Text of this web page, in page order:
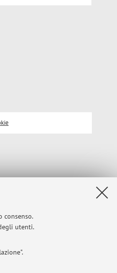
consenso.
utenti.